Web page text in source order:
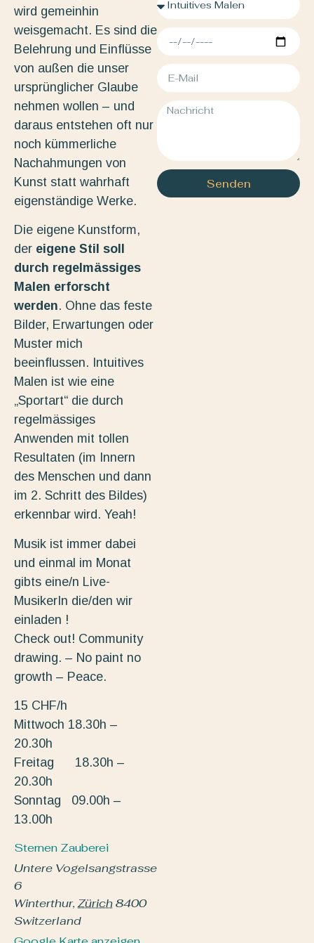
wird gemeinhin
weisgemacht. Es sind die
Belehrung und Einflüsse
von außen die unser
ursprünglicher Glaube
nehmen wollen – und
daraus entstehen oft nur
noch kümmerliche
Nachahmungen von
Kunst statt wahrhaft
eigenständige Werke.
Die eigene Kunstform,
der eigene Stil soll
durch regelmässiges
Malen erforscht
werden. Ohne das feste
Bilder, Erwartungen oder
Muster mich
beeinflussen. Intuitives
Malen ist wie eine
„Sportart“ die durch
regelmässiges
Anwenden mit tollen
Resultaten (im Innern
des Menschen und dann
im 2. Schritt des Bildes)
erkennbar wird. Yeah!
Musik ist immer dabei
und einmal im Monat
gibts eine/n Live-
MusikerIn die/den wir
einladen !
Check out! Community
drawing. – No paint no
growth – Peace.
15 CHF/h
Mittwoch 18.30h –
20.30h
Freitag 18.30h –
20.30h
Sonntag 09.00h –
13.00h
Sternen Zauberei
Untere Vogelsangstrasse
6
Winterthur, Zürich8400
Switzerland
Senden